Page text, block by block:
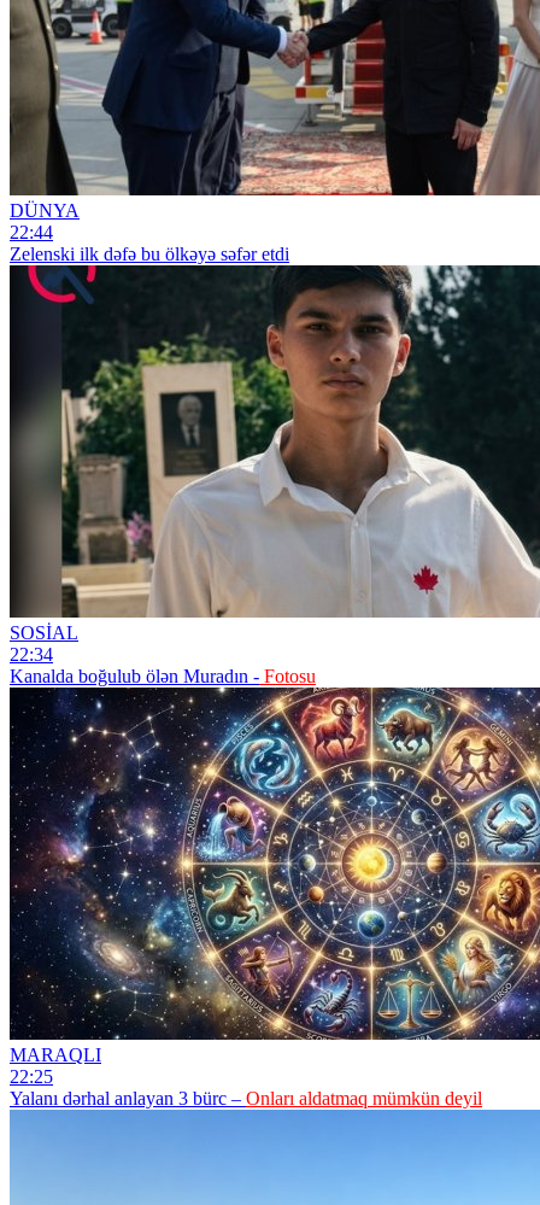
DÜNYA
22:44
Zelenski ilk dəfə bu ölkəyə səfər etdi
SOSİAL
22:34
Kanalda boğulub ölən Muradın - Fotosu
MARAQLI
22:25
Yalanı dərhal anlayan 3 bürc – Onları aldatmaq mümkün deyil